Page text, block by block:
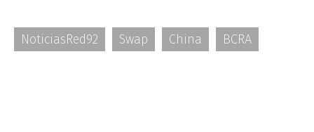
NoticiasRed92 Swap China BCRA